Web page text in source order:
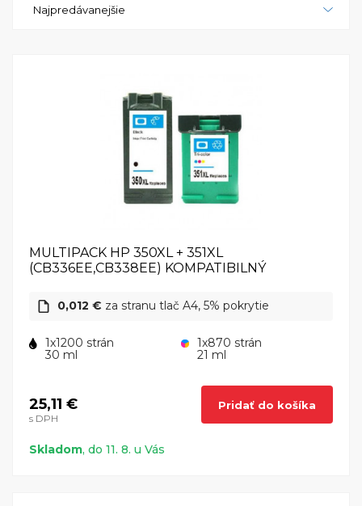
fotografie a dokumenty bez potreby pripojenia k
malé kancelárske použitie.
Najpredávanejšie
MULTIPACK HP 350XL + 351XL
(CB336EE,CB338EE) KOMPATIBILNÝ
0,012 € za stranu tlač A4, 5% pokrytie
1x1200 strán
30 ml
1x870 strán
21 ml
25,11 €
s DPH
Pridať do košíka
Skladom, do 11. 8. u Vás